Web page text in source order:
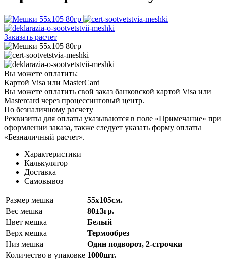
Заказать расчет
Вы можете оплатить:
Картой Visa или MasterCard
Вы можете оплатить свой заказ банковской картой Visa или
Mastercard через процессинговый центр.
По безналичному расчету
Реквизиты для оплаты указываются в поле «Примечание» при
оформлении заказа, также следует указать форму оплаты
«Безналичный расчет».
Характеристики
Калькулятор
Доставка
Самовывоз
Размер мешка
55х105см.
Вес мешка
80±3гр.
Цвет мешка
Белый
Верх мешка
Термообрез
Низ мешка
Один подворот, 2-строчки
Количество в упаковке 1000шт.